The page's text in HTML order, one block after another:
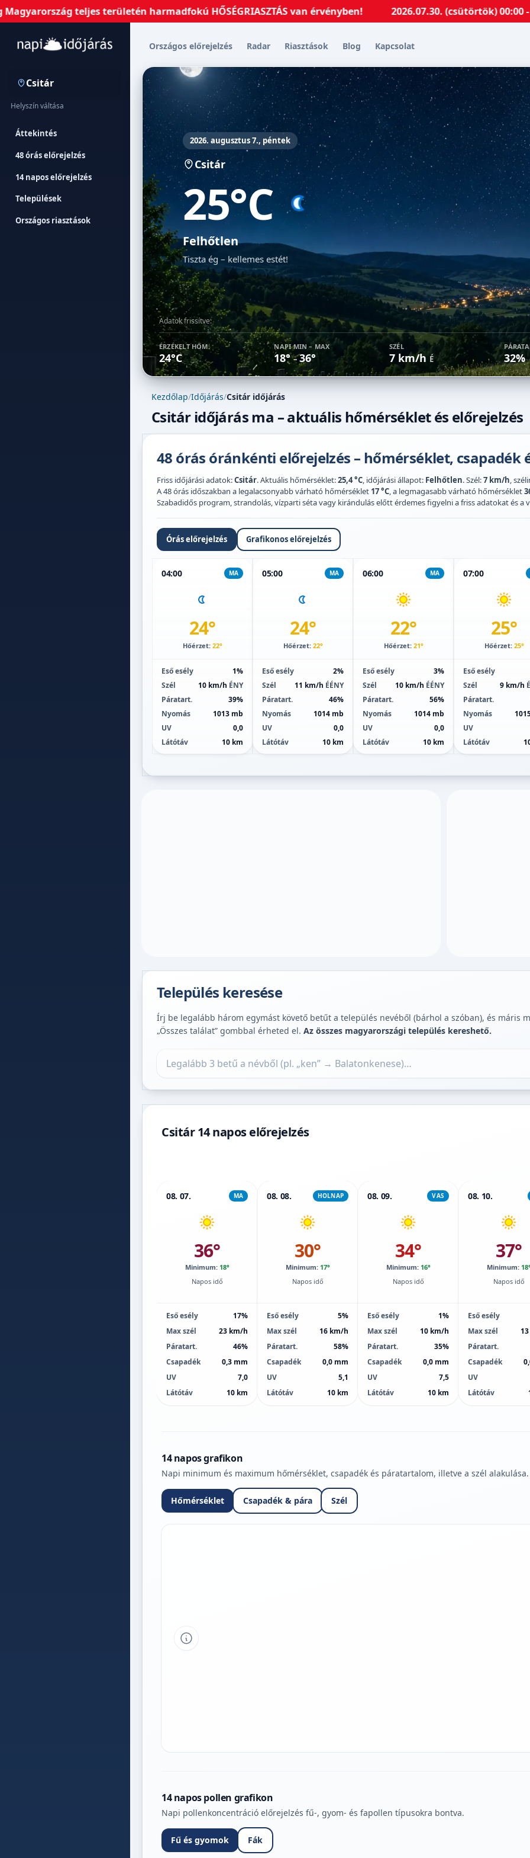
teljes területén harmadfokú HŐSÉGRIASZTÁS van érvényben! 2026.07.30. (csütörtök) 00:00 -
Csitár
Helyszín váltása
Áttekintés
48 órás előrejelzés
14 napos előrejelzés
Települések
Országos riasztások
Országos előrejelzés Radar Riasztások Blog Kapcsolat
2026. augusztus 7., péntek
Csitár
25°C
Felhőtlen
Tiszta ég – kellemes estét!
Adatok frissítve:
ÉRZÉKELT HŐM.
24°C
NAPI MIN – MAX
18° –36°
SZÉL
7 km/hÉ 32%
Kezdőlap/Időjárás/Csitár időjárás
Csitár időjárás ma – aktuális hőmérséklet és előrejelzés
48 órás óránkénti előrejelzés – hőmérséklet, csapadék
Friss időjárási adatok:Csitár. Aktuális hőmérséklet:25,4 °C, időjárási állapot: Felhőtlen. Szél:7 km/h,
A 48 órás időszakban a legalacsonyabb várható hőmérséklet 17 °C, a legmagasabb várható hőmérséklet
Szabadidős program, strandolás, vízparti séta vagy kirándulás előtt érdemes figyelni a friss adatokat és a
Órás előrejelzés Grafikonos előrejelzés
04:00 MA
24°
Hőérzet: 22°
Eső esély
1%
Szél
10 km/h ÉNY
Páratart.
39%
Nyomás
1013 mb
UV
0,0
Látótáv
10 km
05:00 MA
24°
Hőérzet: 22°
Eső esély
2%
Szél
11 km/h ÉÉNY
Páratart.
46%
Nyomás
1014 mb
UV
0,0
Látótáv
10 km
06:00 MA
22°
Hőérzet: 21°
Eső esély
3%
Szél
10 km/h ÉÉNY
Páratart.
56%
Nyomás
1014 mb
UV
0,0
Látótáv
10 km
07:00
25°
Hőérzet: 25°
Eső esély
Szél
9 km/h
Páratart.
Nyomás
UV
Látótáv
Település keresése
Írj be legalább három egymást követő betűt a település nevéből (bárhol a szóban), és máris
„Összes találat” gombbal érheted el. Az összes magyarországi település kereshető.
Csitár 14 napos előrejelzés
08. 07. MA
36°
Minimum: 18°
Napos idő
Eső esély
17%
Max szél
23 km/h
Páratart.
46%
Csapadék
0,3 mm
UV
7,0
Látótáv
10 km
08. 08. HOLNAP
30°
Minimum: 17°
Napos idő
Eső esély
5%
Max szél
16 km/h
Páratart.
58%
Csapadék
0,0 mm
UV
5,1
Látótáv
10 km
08. 09. VAS
34°
Minimum: 16°
Napos idő
Eső esély
1%
Max szél
10 km/h
Páratart.
35%
Csapadék
0,0 mm
UV
7,5
Látótáv
10 km
08. 10.
37°
Minimum:
Napos idő
Eső esély
Max szél
Páratart.
Csapadék
UV
Látótáv
14 napos grafikon
Napi minimum és maximum hőmérséklet, csapadék és páratartalom, illetve a szél alakulása.
Hőmérséklet Csapadék & pára Szél
Tipp a grafikon jelmagyarázatához
14 napos pollen grafikon
Napi pollenkoncentráció előrejelzés fű-, gyom- és fapollen típusokra bontva.
Fű és gyomok Fák